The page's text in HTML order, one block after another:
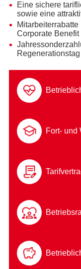
Eine sichere
sowie eine
Corporate Benefit
Regenerationstag
Fort- und